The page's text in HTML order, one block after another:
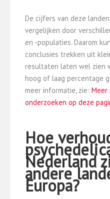
De cijfers van deze
vergelijken door
en -populaties. Daarom
conclusies trekken uit
resultaten laten wel zien
hoog of laag percentage
meer informatie, zie: Meer
onderzoeken op deze
Hoe
Nederland
andere
Europa?